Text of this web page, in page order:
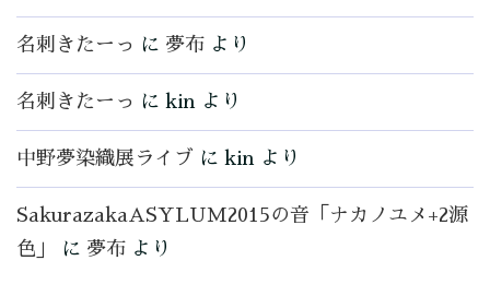
名刺きたーっ に 夢布 より
名刺きたーっ に kin より
中野夢染織展ライブ に kin より
SakurazakaASYLUM2015の音「ナカノユメ+2源
色」
に 夢布 より